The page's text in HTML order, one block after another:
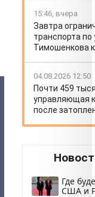
15:46, вчера
Завтра
транспорта
Тимошенкова
04.08.2026 12:50
Почти 459
управляющая
после
Где
США и